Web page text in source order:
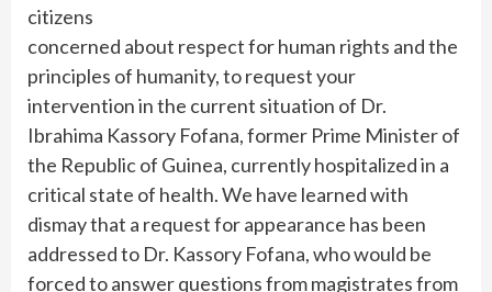
citizens
concerned about respect for human rights and the
principles of humanity, to request your
intervention in the current situation of Dr.
Ibrahima Kassory Fofana, former Prime Minister of
the Republic of Guinea, currently hospitalized in a
critical state of health. We have learned with
dismay that a request for appearance has been
addressed to Dr. Kassory Fofana, who would be
forced to answer questions from magistrates from